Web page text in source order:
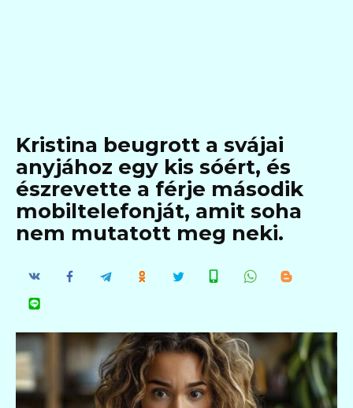
Kristina beugrott a svájai
anyjához egy kis sóért, és
észrevette a férje második
mobiltelefonját, amit soha
nem mutatott meg neki.